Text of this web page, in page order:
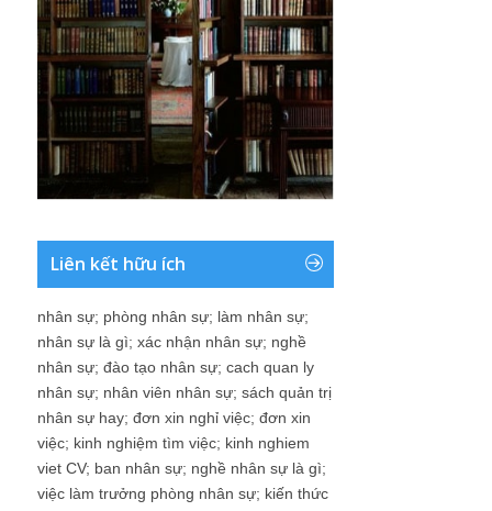
Liên kết hữu ích
nhân sự; phòng nhân sự; làm nhân sự;
nhân sự là gì; xác nhận nhân sự; nghề
nhân sự; đào tạo nhân sự; cach quan ly
nhân sự; nhân viên nhân sự; sách quản trị
nhân sự hay; đơn xin nghỉ việc; đơn xin
việc; kinh nghiệm tìm việc; kinh nghiem
viet CV; ban nhân sự; nghề nhân sự là gì;
việc làm trưởng phòng nhân sự; kiến thức